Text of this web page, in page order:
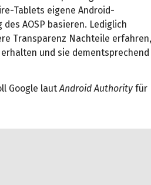
Tablets eigene Android-
AOSP basieren. Lediglich
Transparenz Nachteile erfahren,
und sie dementsprechend
Google lautAndroid Authority für